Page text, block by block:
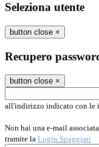
Seleziona utente
button close ×
Recupero
button close ×
all'indirizzo indicato con le
Non hai una e-mail
tramite la Login Spaggiari